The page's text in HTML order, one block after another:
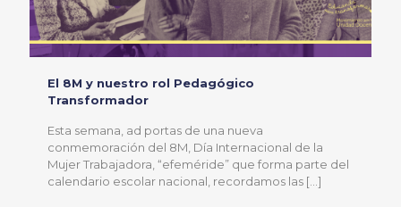
El 8M y nuestro rol Pedagógico
Transformador
Esta semana, ad portas de una nueva
conmemoración del 8M, Día Internacional de la
Mujer Trabajadora, “efeméride” que forma parte del
calendario escolar nacional, recordamos las […]